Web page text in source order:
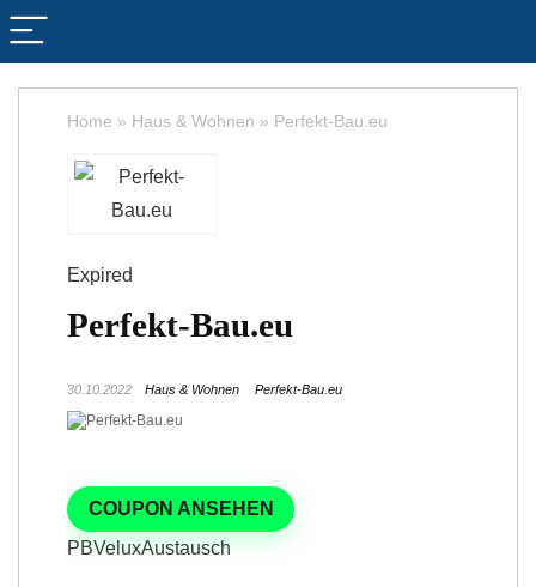
Home » Haus & Wohnen » Perfekt-Bau.eu
Expired
Perfekt-Bau.eu
30.10.2022 Haus & Wohnen Perfekt-Bau.eu
COUPON ANSEHEN
PBVeluxAustausch